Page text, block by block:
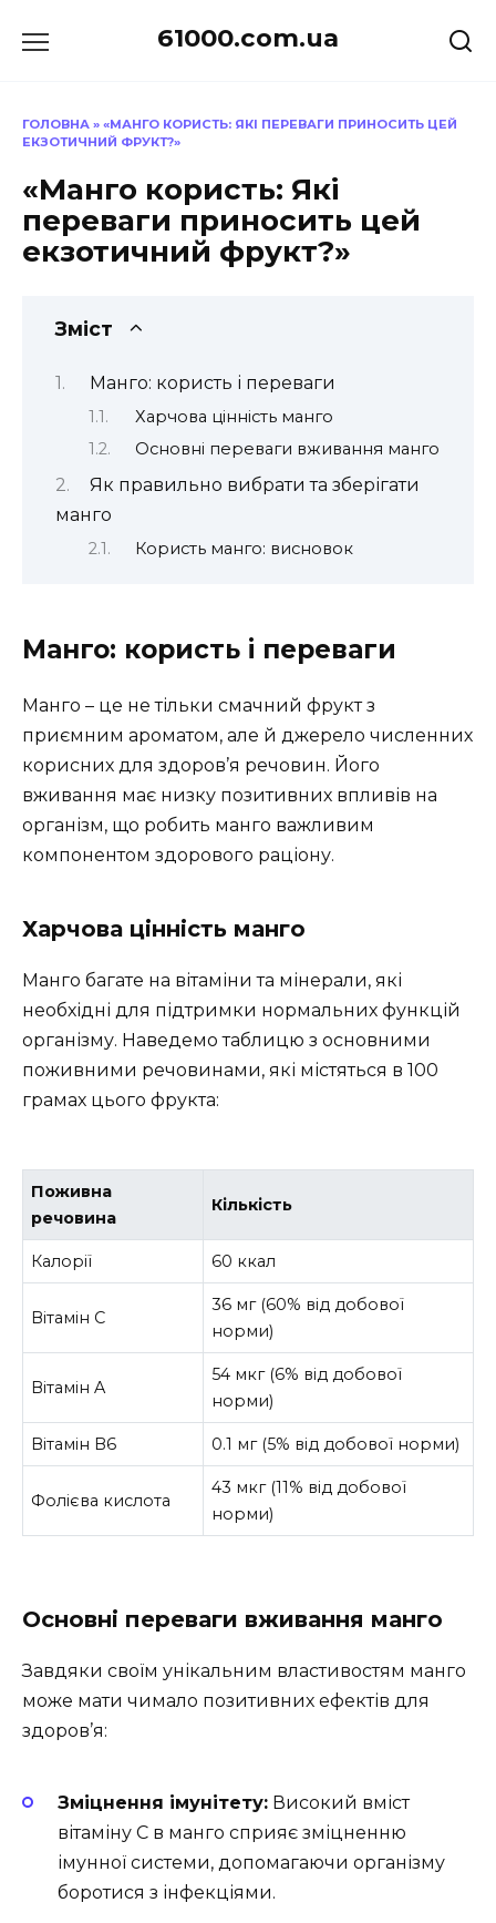
до
61000.com.ua
ГОЛОВНА » «МАНГО КОРИСТЬ: ЯКІ ПЕРЕВАГИ ПРИНОСИТЬ ЦЕЙ
ЕКЗОТИЧНИЙ ФРУКТ?»
«Манго користь: Які
переваги приносить цей
екзотичний фрукт?»
Зміст
Манго: користь і переваги
Харчова цінність манго
Основні переваги вживання манго
Як правильно вибрати та зберігати
манго
Користь манго: висновок
Манго: користь і переваги
Манго – це не тільки смачний фрукт з
приємним ароматом, але й джерело численних
корисних для здоров’я речовин. Його
вживання має низку позитивних впливів на
організм, що робить манго важливим
компонентом здорового раціону.
Харчова цінність манго
Манго багате на вітаміни та мінерали, які
необхідні для підтримки нормальних функцій
організму. Наведемо таблицю з основними
поживними речовинами, які містяться в 100
грамах цього фрукта:
Поживна
речовина
Кількість
Калорії 60 ккал
Вітамін C
36 мг (60% від добової
норми)
Вітамін A
54 мкг (6% від добової
норми)
Вітамін B6 0.1 мг (5% від добової норми)
Фолієва кислота
43 мкг (11% від добової
норми)
Основні переваги вживання манго
Завдяки своїм унікальним властивостям манго
може мати чимало позитивних ефектів для
здоров’я:
Зміцнення імунітету: Високий вміст
вітаміну C в манго сприяє зміцненню
імунної системи, допомагаючи організму
боротися з інфекціями.